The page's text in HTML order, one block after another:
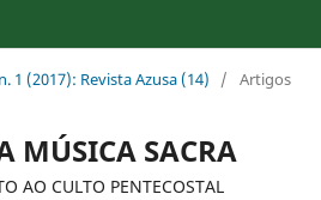
1 (2017): Revista Azusa (14) / Artigos
MÚSICA SACRA
AO CULTO PENTECOSTAL